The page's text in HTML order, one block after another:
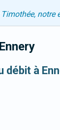
Timothée, notre
débit à